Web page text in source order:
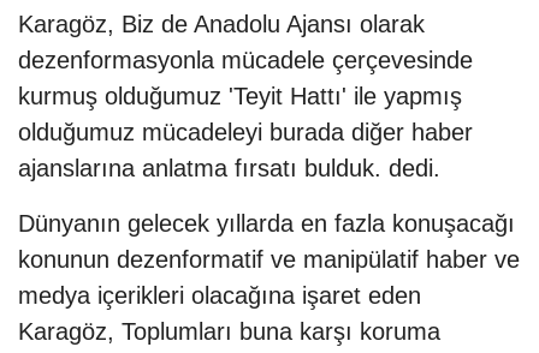
Karagöz, Biz de Anadolu Ajansı olarak
dezenformasyonla mücadele çerçevesinde
kurmuş olduğumuz 'Teyit Hattı' ile yapmış
olduğumuz mücadeleyi burada diğer haber
ajanslarına anlatma fırsatı bulduk. dedi.
Dünyanın gelecek yıllarda en fazla konuşacağı
konunun dezenformatif ve manipülatif haber ve
medya içerikleri olacağına işaret eden
Karagöz, Toplumları buna karşı koruma